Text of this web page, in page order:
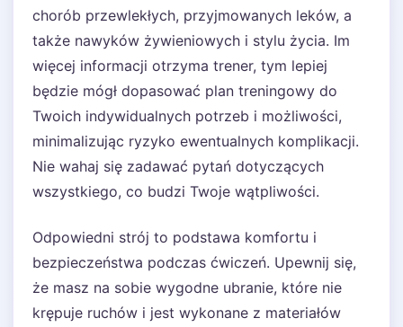
chorób przewlekłych, przyjmowanych leków, a
także nawyków żywieniowych i stylu życia. Im
więcej informacji otrzyma trener, tym lepiej
będzie mógł dopasować plan treningowy do
Twoich indywidualnych potrzeb i możliwości,
minimalizując ryzyko ewentualnych komplikacji.
Nie wahaj się zadawać pytań dotyczących
wszystkiego, co budzi Twoje wątpliwości.
Odpowiedni strój to podstawa komfortu i
bezpieczeństwa podczas ćwiczeń. Upewnij się,
że masz na sobie wygodne ubranie, które nie
krępuje ruchów i jest wykonane z materiałów